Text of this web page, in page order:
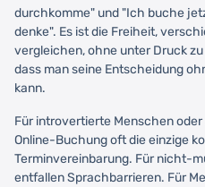
durchkomme" und "Ich buche
denke". Es ist die Freiheit,
vergleichen, ohne unter Druck
dass man seine Entscheidung
kann.
Für introvertierte Menschen
Online-Buchung oft die einzige
Terminvereinbarung. Für nicht-
entfallen Sprachbarrieren. Für